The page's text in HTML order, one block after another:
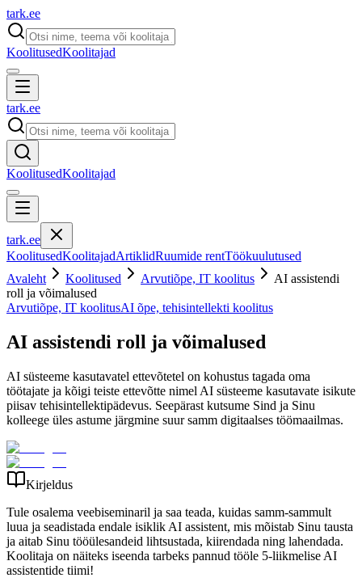
tark.ee
KoolitusedKoolitajad
tark.ee
KoolitusedKoolitajad
tark.ee
KoolitusedKoolitajadArtiklidRuumide rentTöökuulutused
Avaleht
Koolitused Arvutiõpe, IT koolitus
AI assistendi
roll ja võimalused
Arvutiõpe, IT koolitusAI õpe, tehisintellekti koolitus
AI assistendi roll ja võimalused
AI süsteeme kasutavatel ettevõtetel on kohustus tagada oma
töötajate ja kõigi teiste ettevõtte nimel AI süsteeme kasutavate isikute
piisav tehisintellektipädevus. Seepärast kutsume Sind ja Sinu
kolleege üles astume järgmine suur samm digitaalses töömaailmas.
Kirjeldus
Tule osalema veebiseminaril ja saa teada, kuidas samm-sammult
luua ja seadistada endale isiklik AI assistent, mis mõistab Sinu tausta
ja aitab Sinu tööülesandeid lihtsustada, kiirendada ning lahendada.
Koolitaja on näiteks iseenda tarbeks pannud tööle 5-liikmelise AI
assistentide tiimi!